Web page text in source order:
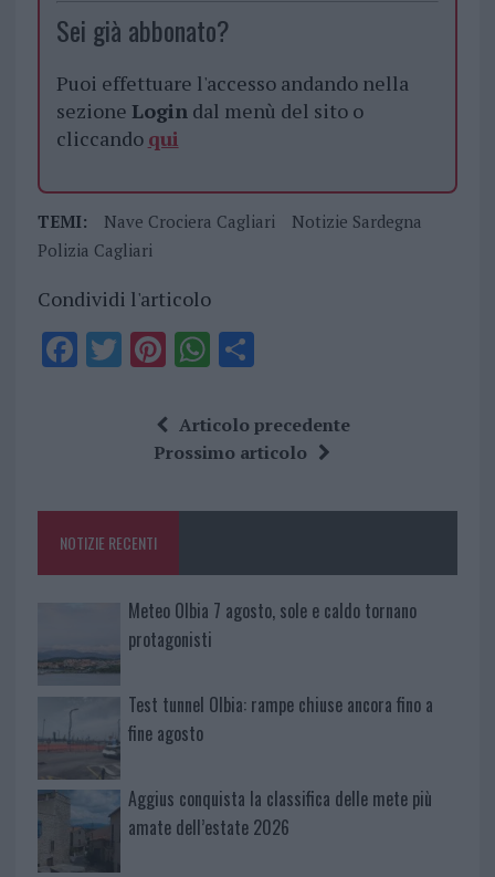
Sei già abbonato?
Puoi effettuare l'accesso andando nella
sezione Logindal menù del sito o
cliccando qui
TEMI: Nave Crociera Cagliari
Notizie Sardegna
Polizia Cagliari
Condividi l'articolo
F
o
k
T Pi
te
re
W
at
s
p
S
a
re
Articolo precedente
Prossimo articolo
NOTIZIE RECENTI
Meteo Olbia 7 agosto, sole e caldo tornano
protagonisti
Test tunnel Olbia: rampe chiuse ancora fino a
fine agosto
Aggius conquista la classifica delle mete più
amate dell’estate 2026